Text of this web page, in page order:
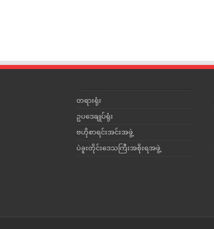
တရားရုံး
ဥပဒေချုပ်ရုံး
ဗဟိုစာရင်းအင်းအဖွဲ့
ပဲခူးတိုင်းဒေသကြီးအစိုးရအဖွဲ့